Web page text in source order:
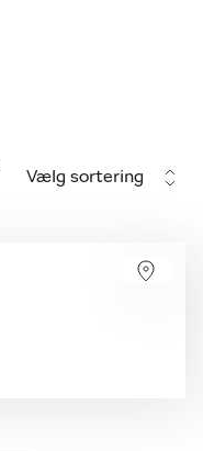
Vælg sortering